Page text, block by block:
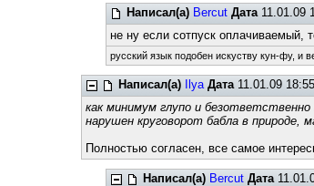
Написал(а) Bercut Дата11.01.09
не ну если сотпуск оплачиваемый,
русский язык подобен искуству кун-фу, и
Написал(а) Ilya Дата11.01.09 18:55
как минимум глупо и
нарушен круговорот бабла в природе,
Полностью согласен, все самое
Написал(а) Bercut Дата